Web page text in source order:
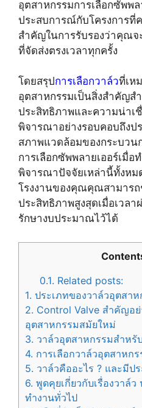
อุตสาหกรรมการเลือกซัพพ
ประสบการณ์กับโครงการที่
สำคัญในการรับรองว่าคุณ
ที่จัดส่งตรงเวลาทุกครั้ง
โดยสรุปการเลือกวาล์วที่เห
อุตสาหกรรมเป็นสิ่งสำคัญส
ประสิทธิภาพและความน่าเ
พิจารณาอย่างรอบคอบถึงป
สภาพแวดล้อมของกระบวน
การเลือกซัพพลายเออร์เมื่อ
พิจารณาปัจจัยเหล่านี้ทั้งหม
โรงงานของคุณคุณสามารถ
ประสิทธิภาพสูงสุดเมื่อเวล
รักษางบประมาณไว้ได้
0.1. Related posts:
1. ประเภทของวาล์วอุตสาห
2. Control Valve สำคัญอย่
อุตสาหกรรมสมัยใหม่
3. วาล์วอุตสาหกรรมสำหรั
4. การเลือกวาล์วอุตสาหก
5. วาล์วคืออะไร ? และมีป
6. พูดคุยเกี่ยวกับเรื่องวาล์
ทำงานทั่วไป